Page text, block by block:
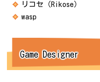
リコセ（Rikose）
wasp
Game Designer